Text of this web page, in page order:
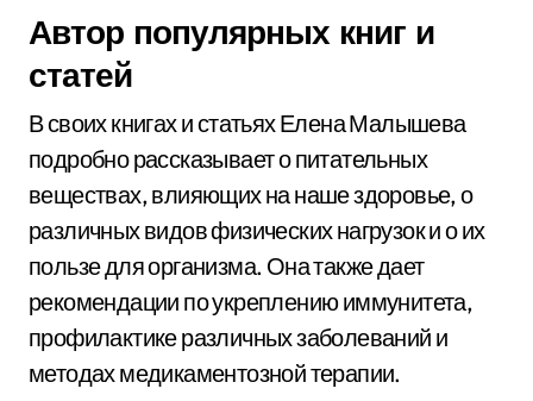
Автор популярных книг и
статей
В своих книгах и статьях Елена Малышева
подробно рассказывает о питательных
веществах, влияющих на наше здоровье, о
различных видов физических нагрузок и о их
пользе для организма. Она также дает
рекомендации по укреплению иммунитета,
профилактике различных заболеваний и
методах медикаментозной терапии.